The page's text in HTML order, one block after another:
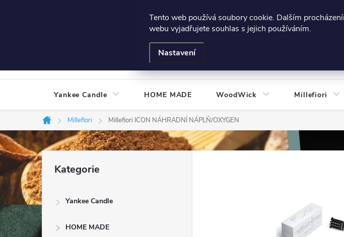
Tento web používá soubory cookie. Dalším
webu vyjadřujete souhlas s jejich používáním.
Nastavení
Podmínky e-shopu Podmínky ochrany
Yankee Candle HOME MADE WoodWick Millefiori
Domů
Millefiori Millefiori ICON NÁHRADNÍ NÁPLŇ/OXYGEN
P
o
s
kategorie
Kategorie
Yankee Candle
HOME MADE